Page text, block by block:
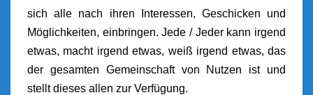
sich alle nach ihren Interessen, Geschicken und
Möglichkeiten, einbringen. Jede / Jeder kann irgend
etwas, macht irgend etwas, weiß irgend etwas, das
der gesamten Gemeinschaft von Nutzen ist und
stellt dieses allen zur Verfügung.